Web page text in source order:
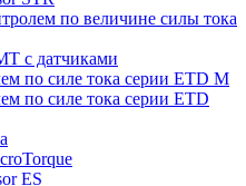
по величине силы тока
с датчиками
по силе тока серии ETD M
по силе тока серии ETD
ES